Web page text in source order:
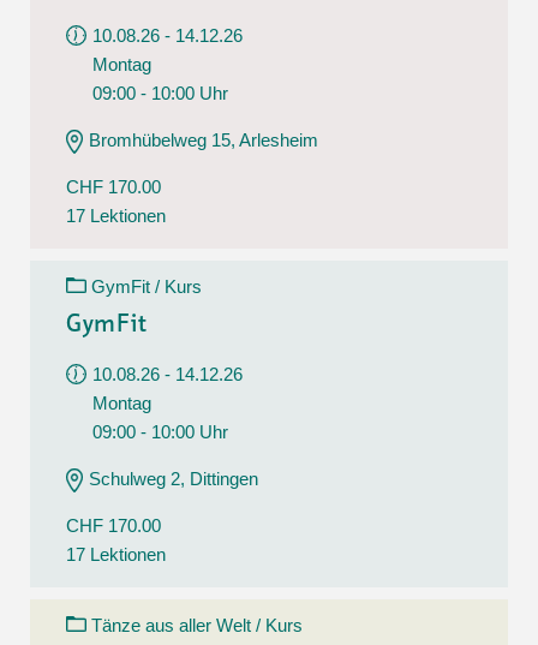
10.08.26 - 14.12.26
Montag
09:00 - 10:00 Uhr
Bromhübelweg 15, Arlesheim
CHF 170.00
17 Lektionen
GymFit / Kurs
GymFit
10.08.26 - 14.12.26
Montag
09:00 - 10:00 Uhr
Schulweg 2, Dittingen
CHF 170.00
17 Lektionen
Tänze aus aller Welt / Kurs